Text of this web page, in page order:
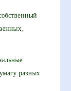
разных